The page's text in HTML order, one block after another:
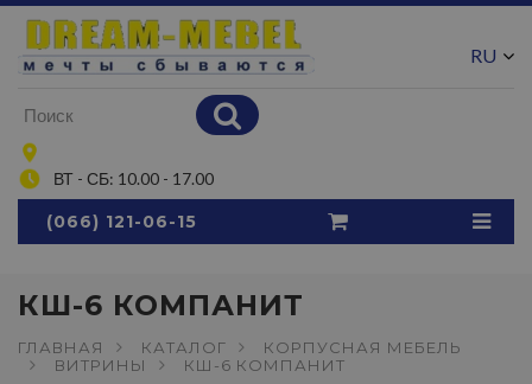
ВТ - СБ: 10.00 - 17.00
RU
(066) 121-06-15
КШ-6 КОМПАНИТ
ГЛАВНАЯ КАТАЛОГ
КОРПУСНАЯ МЕБЕЛЬ
ВИТРИНЫ
КШ-6 КОМПАНИТ